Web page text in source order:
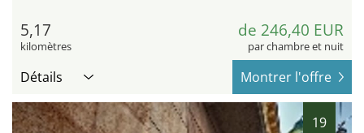
5,17
kilomètres
de 246,40 EUR
par chambre et nuit
Détails Montrer l'offre
19